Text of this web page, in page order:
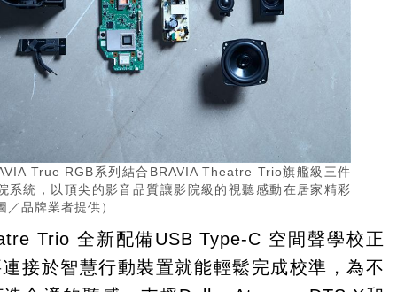
True RGB系列結合BRAVIA Theatre Trio旗艦級三件
系統，以頂尖的影音品質讓影院級的視聽感動在居家精彩
／品牌業者提供）
Trio 全新配備USB Type-C 空間聲學校正
接於智慧行動裝置就能輕鬆完成校準，為不